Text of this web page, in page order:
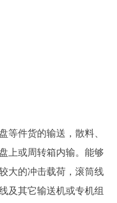
等件货的输送，散料、
上或周转箱内输。能够
大的冲击载荷，滚筒线
及其它输送机或专机组